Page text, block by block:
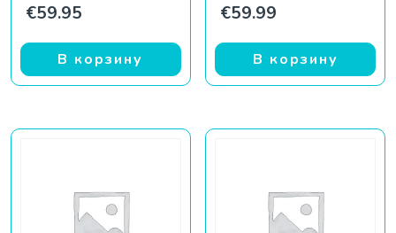
€59.95
В корзину
€59.99
В корзину